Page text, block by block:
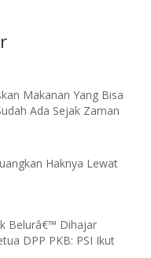
Makanan Yang Bisa
Ada Sejak Zaman
Haknya Lewat
Belurâ€™ Dihajar
DPP PKB: PSI Ikut